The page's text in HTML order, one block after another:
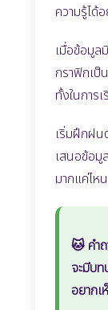
ความรู้ได้
เมื่อข้อมูล
กราฟิกเป็
ทั้งในการ
เริ่มฝึกฝ
เสนอข้อมู
มากแค่ไห
🐱 คำ
จะมีบ
อยาก